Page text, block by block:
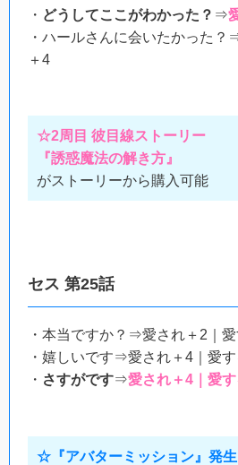
・ どうしてここがわかった？ ⇒
・ハールさんに会いたかった
＋4
☆2周目 彼目線ストーリー
『誘惑魔法の解き方』
がストーリーから購入可能
セス 第25話
・本当ですか？⇒愛され＋2｜
・嬉しいです⇒愛され＋4｜愛
・ さすがです⇒愛され＋4｜愛
☆『アバターミッション』発生